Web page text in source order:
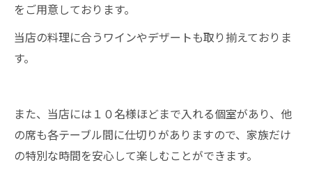
をご用意しております。
当店の料理に合うワインやデザートも取り揃えておりま
す。
また、当店には１０名様ほどまで入れる個室があり、他
の席も各テーブル間に仕切りがありますので、家族だけ
の特別な時間を安心して楽しむことができます。